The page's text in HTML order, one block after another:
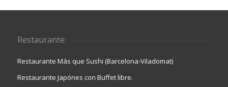
Restaurante:
Restaurante Más que Sushi (Barcelona-Viladomat)
Restaurante Japónes con Buffet libre.